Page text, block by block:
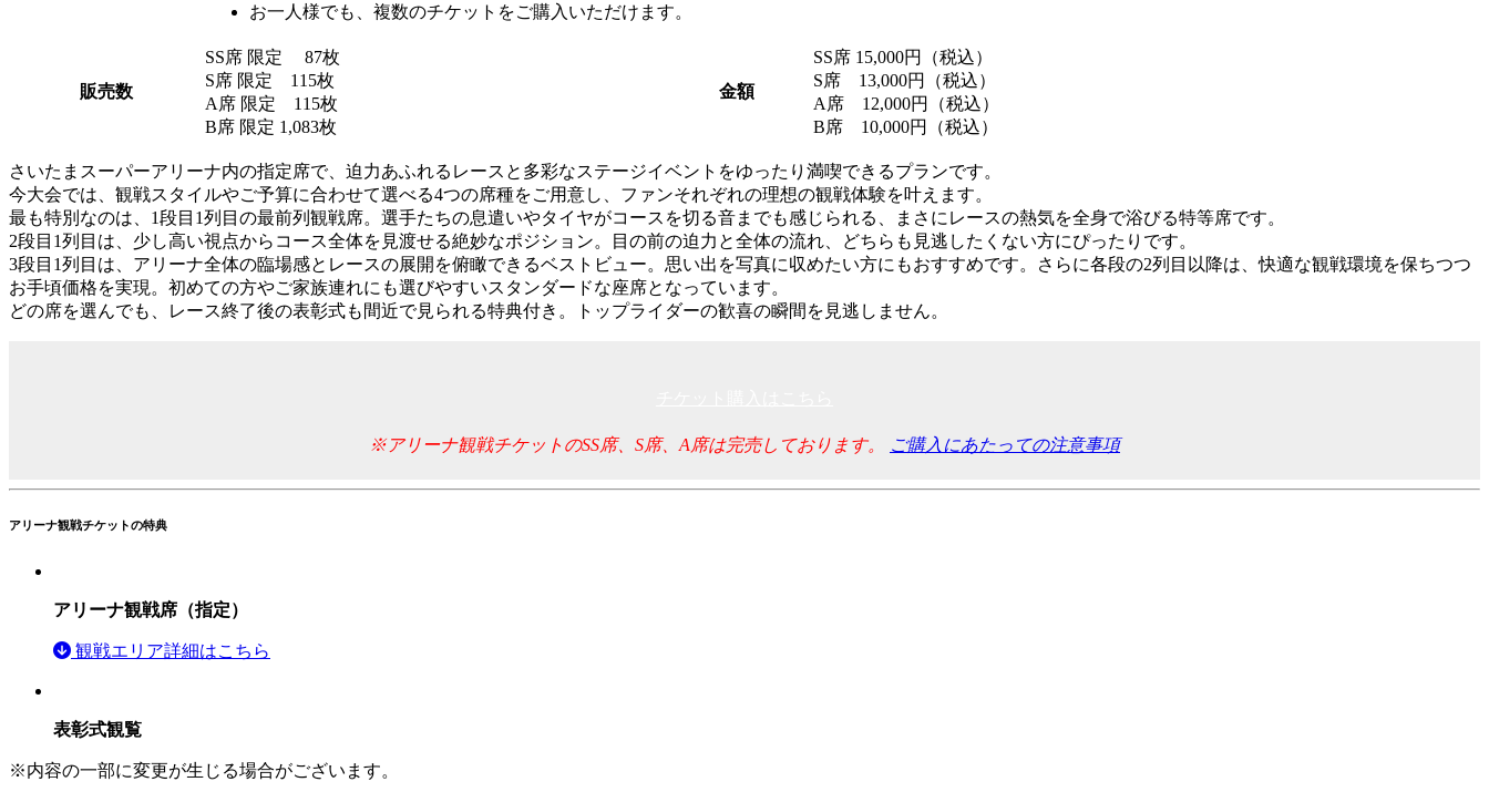
お一人様でも、複数のチケットをご購入いただけます。
販売数
SS席 限定 87枚
S席 限定 115枚
A席 限定 115枚
B席 限定 1,083枚
金額
SS席 15,000円（税込）
S席 13,000円（税込）
A席 12,000円（税込）
B席 10,000円（税込）
さいたまスーパーアリーナ内の指定席で、迫力あふれるレースと多彩なステージイベントをゆったり満喫できるプランです。
今大会では、観戦スタイルやご予算に合わせて選べる4つの席種をご用意し、ファンそれぞれの理想の観戦体験を叶えます。
最も特別なのは、1段目1列目の最前列観戦席。選手たちの息遣いやタイヤがコースを切る音までも感じられる、まさにレースの熱気を全身で浴びる特等席です。
2段目1列目は、少し高い視点からコース全体を見渡せる絶妙なポジション。目の前の迫力と全体の流れ、どちらも見逃したくない方にぴったりです。
3段目1列目は、アリーナ全体の臨場感とレースの展開を俯瞰できるベストビュー。思い出を写真に収めたい方にもおすすめです。さらに各段の2列目以降は、快適な観戦環境を保ちつつ
お手頃価格を実現。初めての方やご家族連れにも選びやすいスタンダードな座席となっています。
どの席を選んでも、レース終了後の表彰式も間近で見られる特典付き。トップライダーの歓喜の瞬間を見逃しません。
※アリーナ観戦チケットのSS席、S席、A席は完売しております。 ご購入にあたっての注意事項
アリーナ観戦チケットの特典
アリーナ観戦席（指定）
観戦エリア詳細はこちら
表彰式観覧
※内容の一部に変更が生じる場合がございます。